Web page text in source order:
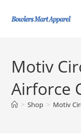
Motiv
Airforce
> Shop > Motiv